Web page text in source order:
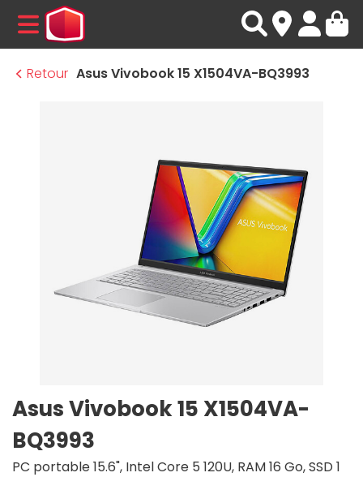
MENU
Retour Asus Vivobook 15 X1504VA-BQ3993
Asus Vivobook 15 X1504VA-
BQ3993
PC portable 15.6", Intel Core 5 120U, RAM 16 Go, SSD 1